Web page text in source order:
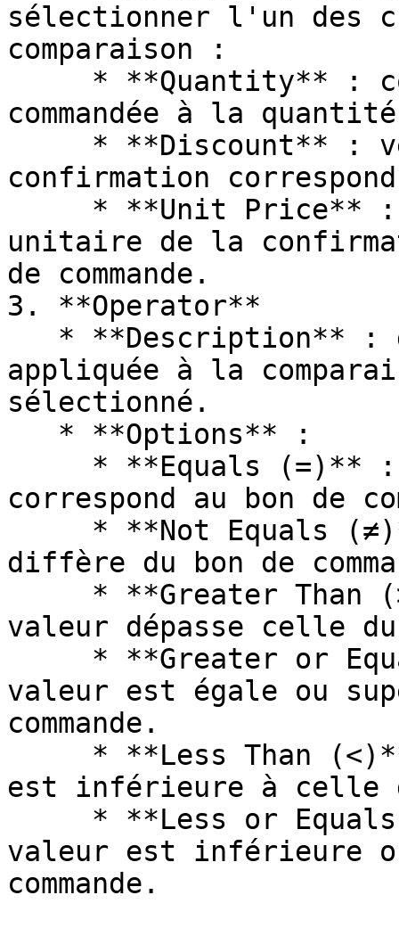
sélectionner l'un des
comparaison :
commandée à la
confirmation correspond
unitaire de la
de commande.
3. **Operator**
appliquée à la
sélectionné.
correspond au bon de
diffère du bon de
valeur dépasse celle du
valeur est égale ou
commande.
est inférieure à celle
valeur est inférieure
commande.